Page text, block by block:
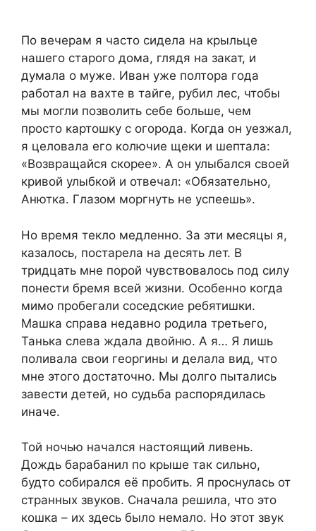
По вечерам я часто сидела на крыльце
нашего старого дома, глядя на закат, и
думала о муже. Иван уже полтора года
работал на вахте в тайге, рубил лес, чтобы
мы могли позволить себе больше, чем
просто картошку с огорода. Когда он уезжал,
я целовала его колючие щеки и шептала:
«Возвращайся скорее». А он улыбался своей
кривой улыбкой и отвечал: «Обязательно,
Анютка. Глазом моргнуть не успеешь».
Но время текло медленно. За эти месяцы я,
казалось, постарела на десять лет. В
тридцать мне порой чувствовалось под силу
понести бремя всей жизни. Особенно когда
мимо пробегали соседские ребятишки.
Машка справа недавно родила третьего,
Танька слева ждала двойню. А я… Я лишь
поливала свои георгины и делала вид, что
мне этого достаточно. Мы долго пытались
завести детей, но судьба распорядилась
иначе.
Той ночью начался настоящий ливень.
Дождь барабанил по крыше так сильно,
будто собирался её пробить. Я проснулась от
странных звуков. Сначала решила, что это
кошка – их здесь было немало. Но этот звук